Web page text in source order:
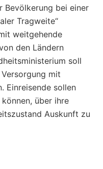
Bevölkerung bei einer
Tragweite“
weitgehende
den Ländern
soll
mit
Einreisende sollen
über ihre
Auskunft zu